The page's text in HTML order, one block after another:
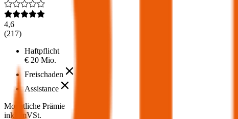
4,6
(217)
Haftpflicht
€ 20 Mio.
Freischaden
Assistance
Monatliche Prämie
inkl. mVSt.